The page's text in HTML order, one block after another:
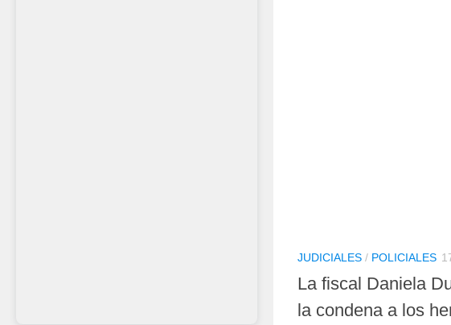
JUDICIALES / POLICIALES
La fiscal Daniela
la condena a los